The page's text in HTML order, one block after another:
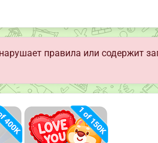
нарушает правила или содержит